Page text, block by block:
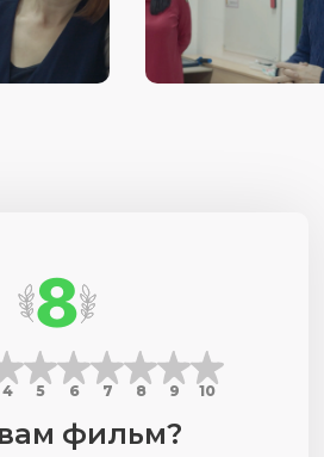
8
4 5 6 7 8 9 10
фильм?